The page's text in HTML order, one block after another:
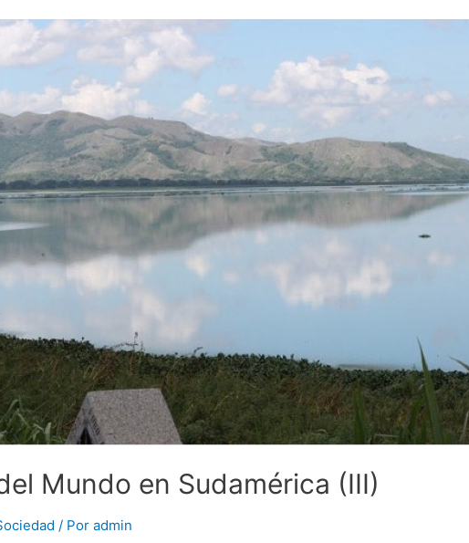
Mundo en Sudamérica (III)
/ Por admin